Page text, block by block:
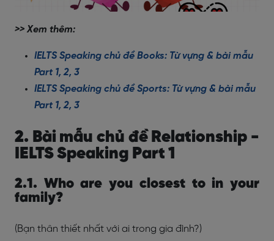
>> Xem thêm:
IELTS Speaking chủ đề Books: Từ vựng & bài mẫu
Part 1, 2, 3
IELTS Speaking chủ đề Sports: Từ vựng & bài mẫu
Part 1, 2, 3
2. Bài mẫu chủ đề Relationship -
IELTS Speaking Part 1
2.1. Who are you closest to in your
family?
(Bạn thân thiết nhất với ai trong gia đình?)